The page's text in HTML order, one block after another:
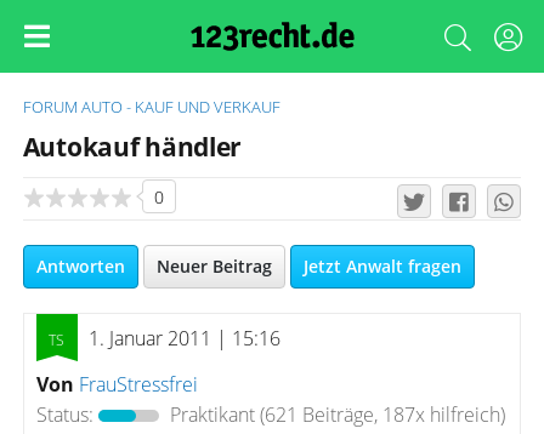
FORUM AUTO - KAUF UND VERKAUF
Autokauf händler
0
Antworten Neuer Beitrag Jetzt Anwalt fragen
1. Januar 2011 | 15:16
Von FrauStressfrei
Status:
Praktikant(621 Beiträge, 187x hilfreich)